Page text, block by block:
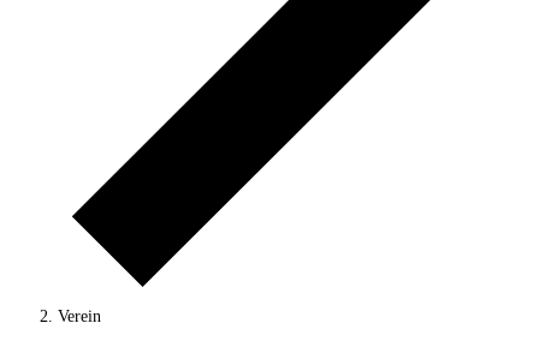
Verein